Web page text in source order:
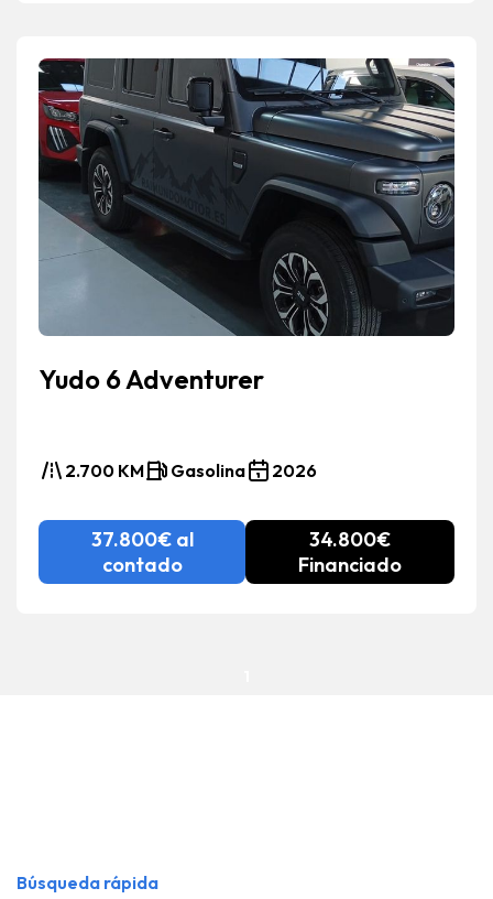
Yudo 6 Adventurer
2.700 KM Gasolina 2026
37.800€ al
contado
34.800€
Financiado
Búsqueda rápida